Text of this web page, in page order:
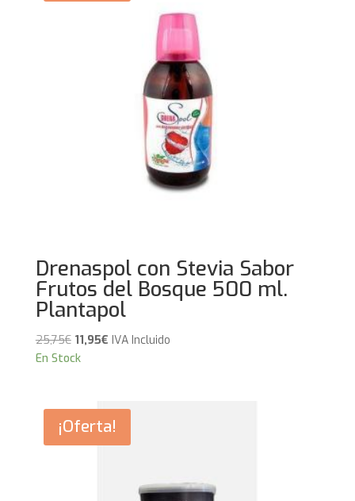
Drenaspol con Stevia Sabor
Frutos del Bosque 500 ml.
Plantapol
25,75€ El
precio
25,75€.
11,95€El
11,95€.
IVA Incluido
En Stock
¡Oferta!